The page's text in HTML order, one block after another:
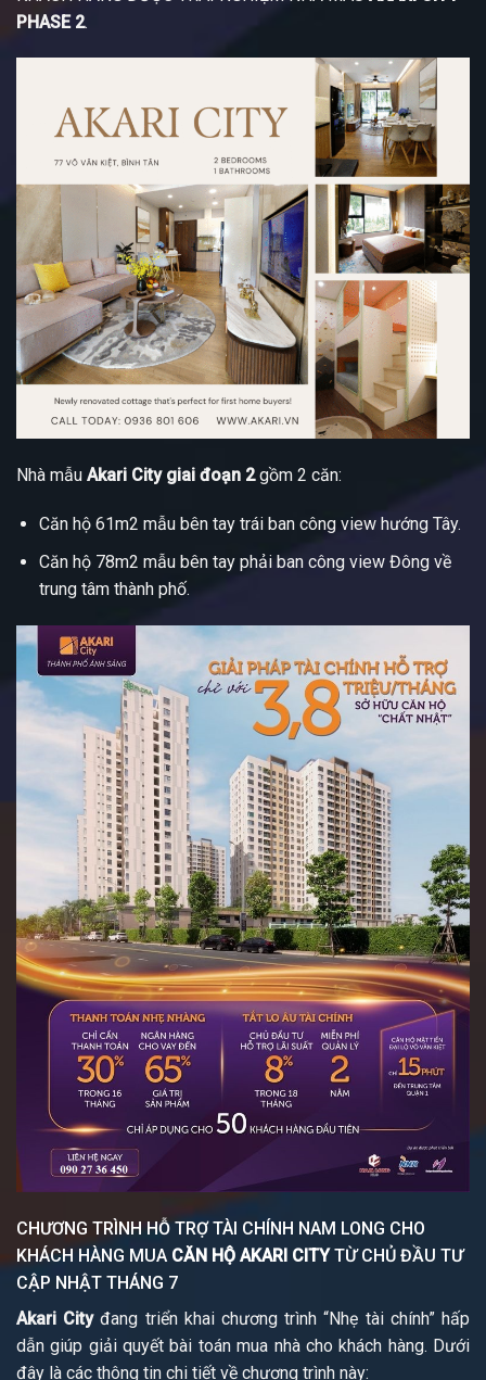
PHASE 2.
Nhà mẫu Akari City giai đoạn 2gồm 2 căn:
Căn hộ 61m2 mẫu bên tay trái ban công view hướng Tây.
Căn hộ 78m2 mẫu bên tay phải ban công view Đông về
trung tâm thành phố.
CHƯƠNG TRÌNH HỖ TRỢ TÀI CHÍNH NAM LONG CHO
KHÁCH HÀNG MUA CĂN HỘ AKARI CITY TỪ CHỦ ĐẦU TƯ
CẬP NHẬT THÁNG 7
Akari Cityđang triển khai chương trình “Nhẹ tài chính” hấp
dẫn giúp giải quyết bài toán mua nhà cho khách hàng. Dưới
đây là các thông tin chi tiết về chương trình này: